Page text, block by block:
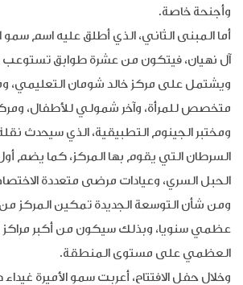
وأجنحة خاصة.
أما المبنى الثاني، الذي أطلق عليه اسم سمو
ويشتمل على مركز خالد شومان التعليمي،
متخصص للمرأة، وآخر شمولي للأطفال، ومركز
ومختبر الجينوم التطبيقية، الذي سيحدث
السرطان التي يقوم بها المركز، كما يضم
الحبل السري، وعيادات مرضى متعددة
عظمي سنويا، وبذلك سيكون من أكبر مراكز
العظمي على مستوى المنطقة.
وخلال حفل الافتتاح، أعربت سمو الأميرة